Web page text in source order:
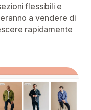
flessibili e
a vendere di
rapidamente